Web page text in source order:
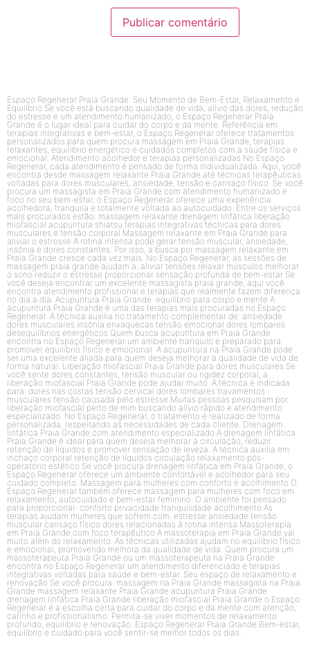
Espaço Regenerar Praia Grande: Seu Momento de Bem-Estar, Relaxamento e
Equilíbrio Se você está buscando qualidade de vida, alívio das dores, redução
do estresse e um atendimento humanizado, o Espaço Regenerar Praia
Grande é o lugar ideal para cuidar do corpo e da mente. Referência em
terapias integrativas e bem-estar, o Espaço Regenerar oferece tratamentos
personalizados para quem procura massagem em Praia Grande, terapias
relaxantes, equilíbrio energético e cuidados completos com a saúde física e
emocional. Atendimento acolhedor e terapias personalizadas No Espaço
Regenerar, cada atendimento é pensado de forma individualizada. Aqui, você
encontra desde massagem relaxante Praia Grande até técnicas terapêuticas
voltadas para dores musculares, ansiedade, tensão e cansaço físico. Se você
procura um massagista em Praia Grande com atendimento humanizado e
foco no seu bem-estar, o Espaço Regenerar oferece uma experiência
acolhedora, tranquila e totalmente voltada ao autocuidado. Entre os serviços
mais procurados estão: massagem relaxante drenagem linfática liberação
miofascial acupuntura shiatsu terapias integrativas técnicas para dores
musculares e tensão corporal Massagem relaxante em Praia Grande para
aliviar o estresse A rotina intensa pode gerar tensão muscular, ansiedade,
insônia e dores constantes. Por isso, a busca por massagem relaxante em
Praia Grande cresce cada vez mais. No Espaço Regenerar, as sessões de
massagem praia grande ajudam a: aliviar tensões relaxar músculos melhorar
o sono reduzir o estresse proporcionar sensação profunda de bem-estar Se
você deseja encontrar um excelente massagista praia grande, aqui você
encontra atendimento profissional e terapias que realmente fazem diferença
no dia a dia. Acupuntura Praia Grande: equilíbrio para corpo e mente A
acupuntura Praia Grande é uma das terapias mais procuradas no Espaço
Regenerar. A técnica auxilia no tratamento complementar de: ansiedade
dores musculares insônia enxaquecas tensão emocional dores lombares
desequilíbrios energéticos Quem busca acupuntura em Praia Grande
encontra no Espaço Regenerar um ambiente tranquilo e preparado para
promover equilíbrio físico e emocional. A acupuntura na Praia Grande pode
ser uma excelente aliada para quem deseja melhorar a qualidade de vida de
forma natural. Liberação miofascial Praia Grande para dores musculares Se
você sente dores constantes, tensão muscular ou rigidez corporal, a
liberação miofascial Praia Grande pode ajudar muito. A técnica é indicada
para: dores nas costas tensão cervical dores lombares travamentos
musculares tensão causada pelo estresse Muitas pessoas pesquisam por
liberação miofascial perto de mim buscando alívio rápido e atendimento
especializado. No Espaço Regenerar, o tratamento é realizado de forma
personalizada, respeitando as necessidades de cada cliente. Drenagem
linfática Praia Grande com atendimento especializado A drenagem linfática
Praia Grande é ideal para quem deseja melhorar a circulação, reduzir
retenção de líquidos e promover sensação de leveza. A técnica auxilia em:
inchaço corporal retenção de líquidos circulação relaxamento pós-
operatório estético Se você procura drenagem linfática em Praia Grande, o
Espaço Regenerar oferece um ambiente confortável e acolhedor para seu
cuidado completo. Massagem para mulheres com conforto e acolhimento O
Espaço Regenerar também oferece massagem para mulheres com foco em
relaxamento, autocuidado e bem-estar feminino. O ambiente foi pensado
para proporcionar: conforto privacidade tranquilidade acolhimento As
terapias ajudam mulheres que sofrem com: estresse ansiedade tensão
muscular cansaço físico dores relacionadas à rotina intensa Massoterapia
em Praia Grande com foco terapêutico A massoterapia em Praia Grande vai
muito além do relaxamento. As técnicas utilizadas ajudam no equilíbrio físico
e emocional, promovendo melhora da qualidade de vida. Quem procura um
massoterapeuta Praia Grande ou um massoterapeuta na Praia Grande
encontra no Espaço Regenerar um atendimento diferenciado e terapias
integrativas voltadas para saúde e bem-estar. Seu espaço de relaxamento e
renovação Se você procura: massagem na Praia Grande massagista na Praia
Grande massagem relaxante Praia Grande acupuntura Praia Grande
drenagem linfática Praia Grande liberação miofascial Praia Grande o Espaço
Regenerar é a escolha certa para cuidar do corpo e da mente com atenção,
carinho e profissionalismo. Permita-se viver momentos de relaxamento
profundo, equilíbrio e renovação. Espaço Regenerar Praia Grande Bem-estar,
equilíbrio e cuidado para você sentir-se melhor todos os dias.